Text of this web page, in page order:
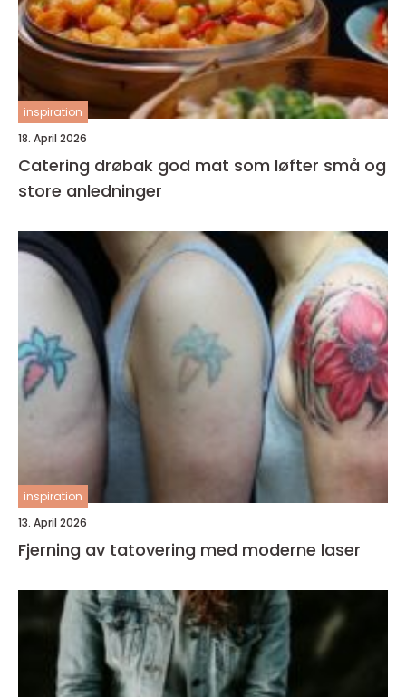
inspiration
18. April 2026
Catering drøbak god mat som løfter små og
store anledninger
inspiration
13. April 2026
Fjerning av tatovering med moderne laser